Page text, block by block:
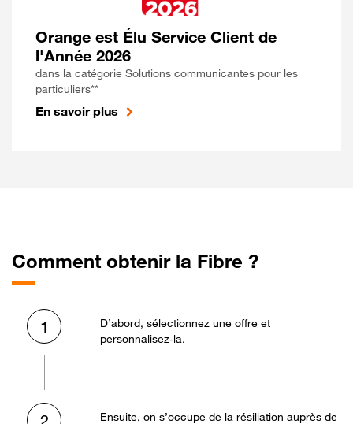
Orange est Élu Service Client de
l'Année 2026
dans la catégorie Solutions communicantes pour les
particuliers**
En savoir plus
Comment obtenir la Fibre ?
1
D’abord, sélectionnez une offre et
personnalisez-la.
Ensuite, on s’occupe de la résiliation auprès de